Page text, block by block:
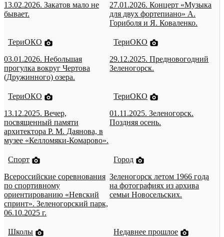
13.02.2026. Закатов мало не
бывает.
27.01.2026. Концерт «Музыка
для двух фортепиано» А.
Гориболя и Я. Коваленко.
ТериОКО
03.01.2026. Небольшая
прогулка вокруг Чертова
(Дружинного) озера.
ТериОКО
29.12.2025. Предновогодний
Зеленогорск.
ТериОКО
13.12.2025. Вечер,
посвященный памяти
архитектора Р. М. Даянова, в
музее «Келломяки-Комарово».
ТериОКО
01.11.2025. Зеленогорск.
Поздняя осень.
Спорт
Всероссийские соревнования
по спортивному
ориентированию «Невский
спринт». Зеленогорский парк,
06.10.2025 г.
Город
Зеленогорск летом 1966 года
на фотографиях из архива
семьи Новосельских.
Школы
Недавнее прошлое